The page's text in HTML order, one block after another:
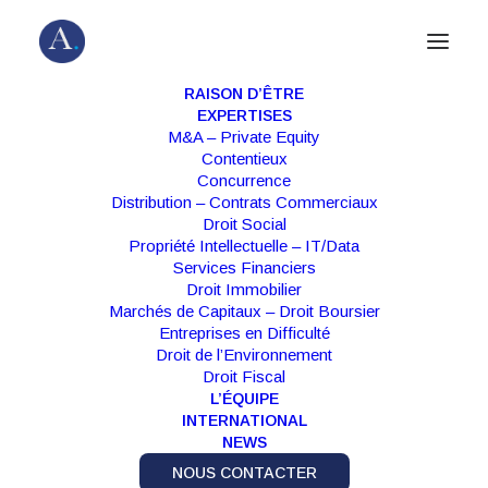
RAISON D’ÊTRE
EXPERTISES
M&A – Private Equity
Contentieux
Concurrence
Distribution – Contrats Commerciaux
Droit Social
Propriété Intellectuelle – IT/Data
Services Financiers
Droit Immobilier
Marchés de Capitaux – Droit Boursier
Entreprises en Difficulté
Droit de l’Environnement
Droit Fiscal
L’ÉQUIPE
INTERNATIONAL
NEWS
NOUS CONTACTER
Almain se distingue par la qualité et la
technicité d'avocats issus des plus grandes
firmes, une agilité supérieure, et des associés